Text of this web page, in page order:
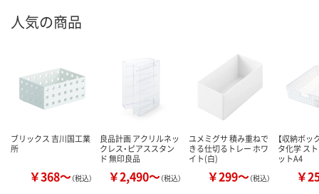
人気の商品
ブリックス 吉川国工業
所
￥368～（税込）
良品計画 アクリルネッ
クレス・ピアススタン
ド 無印良品
￥2,490～（税込）
ユメミグサ 積み重ねで
きる仕切るトレー ホワ
イト(白)
￥299～（税込）
【収納ボッ
タ化学 ス
ットA4
￥